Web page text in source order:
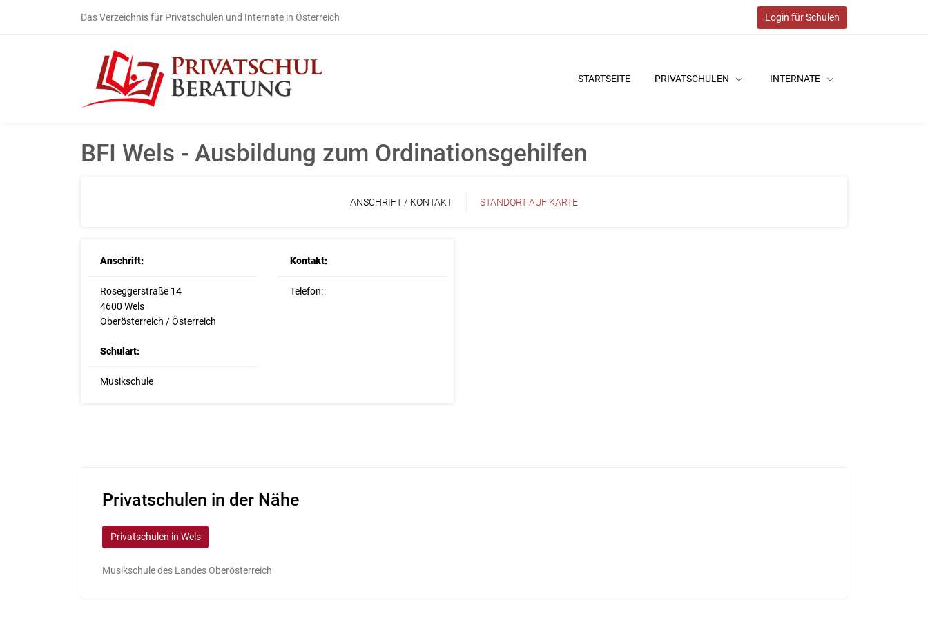
Das Verzeichnis für Privatschulen und Internate in Österreich Login für Schulen
STARTSEITE PRIVATSCHULEN INTERNATE
BFI Wels - Ausbildung zum Ordinationsgehilfen
ANSCHRIFT / KONTAKT STANDORT AUF KARTE
Anschrift:
Roseggerstraße 14
4600 Wels
Oberösterreich / Österreich
Kontakt:
Telefon:
Schulart:
Musikschule
Privatschulen in der Nähe
Privatschulen in Wels
Musikschule des Landes Oberösterreich